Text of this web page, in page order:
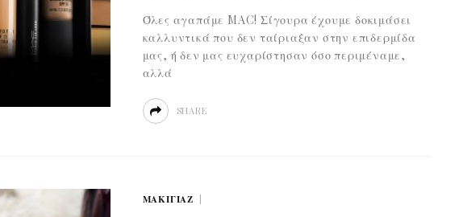
Όλες αγαπάμε MAC! Σίγουρα έχουμε δοκιμάσει
καλλυντικά που δεν ταίριαξαν στην επιδερμίδα
μας, ή δεν μας ευχαρίστησαν όσο περιμέναμε,
αλλά
SHARE
ΜΑΚΙΓΙΆΖ